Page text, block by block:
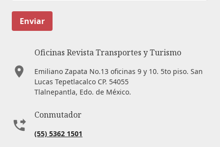
Enviar
Oficinas Revista Transportes y Turismo
Emiliano Zapata No.13 oficinas 9 y 10. 5to piso. San
Lucas Tepetlacalco CP. 54055
Tlalnepantla, Edo. de México.
Conmutador
(55) 5362 1501